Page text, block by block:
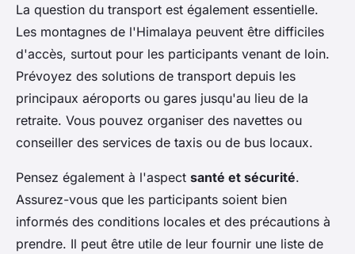
La question du transport est également essentielle.
Les montagnes de l'Himalaya peuvent être difficiles
d'accès, surtout pour les participants venant de loin.
Prévoyez des solutions de transport depuis les
principaux aéroports ou gares jusqu'au lieu de la
retraite. Vous pouvez organiser des navettes ou
conseiller des services de taxis ou de bus locaux.
Pensez également à l'aspect santé et sécurité.
Assurez-vous que les participants soient bien
informés des conditions locales et des précautions à
prendre. Il peut être utile de leur fournir une liste de